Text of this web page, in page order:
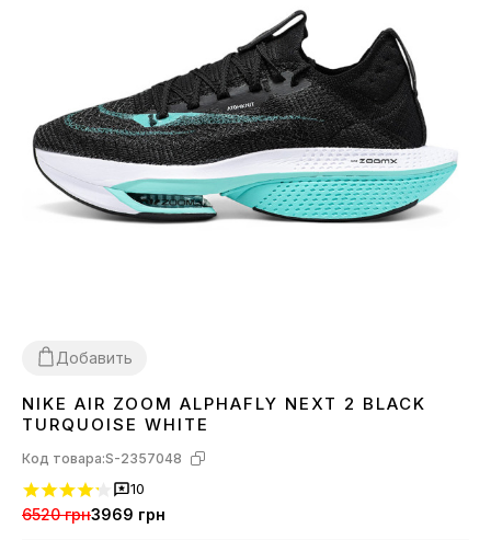
Добавить
42
NIKE AIR ZOOM ALPHAFLY NEXT 2 BLACK
TURQUOISE WHITE
Код товара:S-2357048
10
6520 грн3969 грн